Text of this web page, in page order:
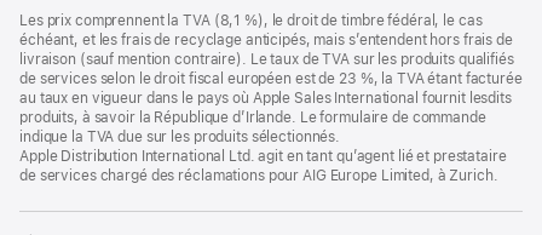
Les prix comprennent la TVA (8,1 %), le droit de timbre fédéral, le cas
échéant, et les frais de recyclage anticipés, mais s’entendent hors frais de
livraison (sauf mention contraire). Le taux de TVA sur les produits qualifiés
de services selon le droit fiscal européen est de 23 %, la TVA étant facturée
au taux en vigueur dans le pays où Apple Sales International fournit lesdits
produits, à savoir la République d’Irlande. Le formulaire de commande
indique la TVA due sur les produits sélectionnés.
Apple Distribution International Ltd. agit en tant qu’agent lié et prestataire
de services chargé des réclamations pour AIG Europe Limited, à Zurich.